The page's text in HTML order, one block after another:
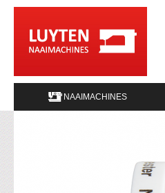
NAAIMACHINES